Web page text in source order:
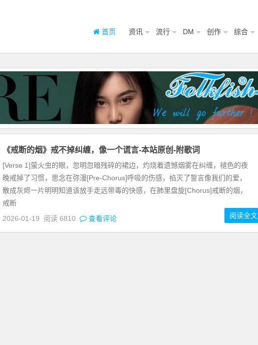
首页 资讯 流行 DM 创作 综合
《戒断的烟》戒不掉纠缠，像一个谎言-本站原创-附歌词
[Verse 1]萤火虫的眼，忽明忽暗残碎的裙边，灼烧着遗憾烟雾在纠缠，褪色的夜
晚戒掉了习惯，思念在弥漫[Pre-Chorus]呼吸的伤感，掐灭了誓言像我们的爱，
散成灰烬一片明明知道该放手走远带毒的快感，在肺里盘旋[Chorus]戒断的烟，
戒断
2026-01-19
阅读 6810 查看评论 阅读全文